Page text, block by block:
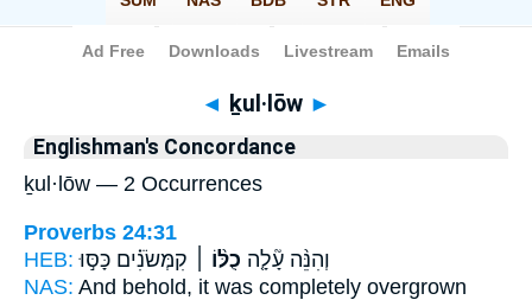
Bible> Strong's > Hebrew
◄ ḵul·lōw ►
Englishman's Concordance
ḵul·lōw — 2 Occurrences
Proverbs 24:31
HEB:
וְהִנֵּ֨ה עָ֘לָ֤ה כֻלּ֨וֹ ׀ קִמְּשֹׂנִ֗ים כָּסּ֣וּ
NAS: And behold, it was completely overgrown